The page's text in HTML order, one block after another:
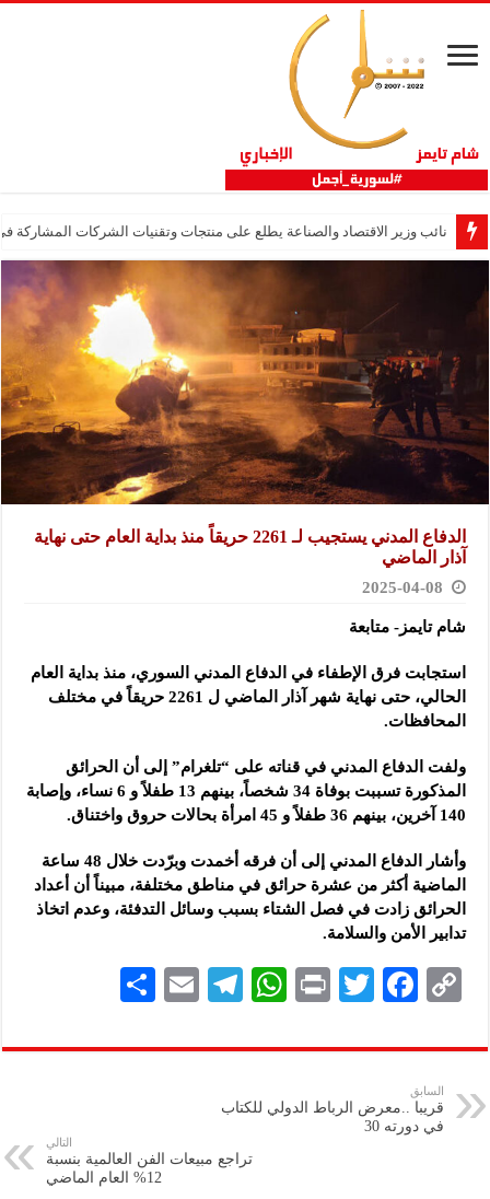
نائب وزير الاقتصاد والصناعة يطلع على منتجات وتقنيات الشركات المشاركة في
الدفاع المدني يستجيب لـ 2261 حريقاً منذ بداية العام حتى نهاية
آذار ‏الماضي
2025-04-08
شام تايمز- متابعة
استجابت فرق الإطفاء في الدفاع المدني السوري، منذ بداية العام
الحالي،
حتى ‏نهاية شهر آذار الماضي ل 2261 حريقاً في مختلف
المحافظات.‏
ولفت الدفاع المدني في قناته على “تلغرام” إلى أن الحرائق
المذكورة تسببت بوفاة ‌‏34 شخصاً، بينهم 13 طفلاً و 6 نساء، وإصابة
140 آخرين، بينهم 36 طفلاً ‏و 45 امرأة بحالات حروق واختناق. ‏
وأشار الدفاع المدني إلى أن فرقه أخمدت وبرّدت خلال 48 ساعة
الماضية ‏أكثر من عشرة حرائق في مناطق مختلفة، مبيناً أن أعداد
الحرائق زادت في ‏فصل الشتاء بسبب وسائل التدفئة، وعدم اتخاذ
تدابير الأمن والسلامة. ‏
C
p
y
Li
F
eb
k
T
tt
P
nt
W
at
A
p
Te
gr
E
ai
ar
السابق
قريبا ..معرض الرباط الدولي للكتاب
في دورته 30
التالي
تراجع مبيعات الفن العالمية بنسبة
12% العام الماضي